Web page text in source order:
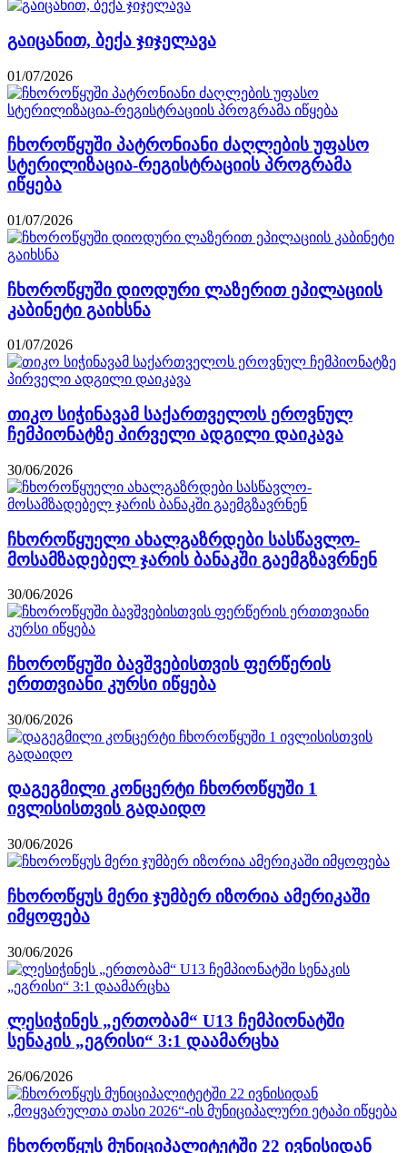
გაიცანით, ბექა ჯიჯელავა
01/07/2026
ჩხოროწყუში პატრონიანი ძაღლების უფასო
სტერილიზაცია-რეგისტრაციის პროგრამა
იწყება
01/07/2026
ჩხოროწყუში დიოდური ლაზერით ეპილაციის
კაბინეტი გაიხსნა
01/07/2026
თიკო სიჭინავამ საქართველოს ეროვნულ
ჩემპიონატზე პირველი ადგილი დაიკავა
30/06/2026
ჩხოროწყუელი ახალგაზრდები სასწავლო-
მოსამზადებელ ჯარის ბანაკში გაემგზავრნენ
30/06/2026
ჩხოროწყუში ბავშვებისთვის ფერწერის
ერთთვიანი კურსი იწყება
30/06/2026
დაგეგმილი კონცერტი ჩხოროწყუში 1
ივლისისთვის გადაიდო
30/06/2026
ჩხოროწყუს მერი ჯუმბერ იზორია ამერიკაში
იმყოფება
30/06/2026
ლესიჭინეს „ერთობამ“ U13 ჩემპიონატში
სენაკის „ეგრისი“ 3:1 დაამარცხა
26/06/2026
ჩხოროწყუს მუნიციპალიტეტში 22 ივნისიდან